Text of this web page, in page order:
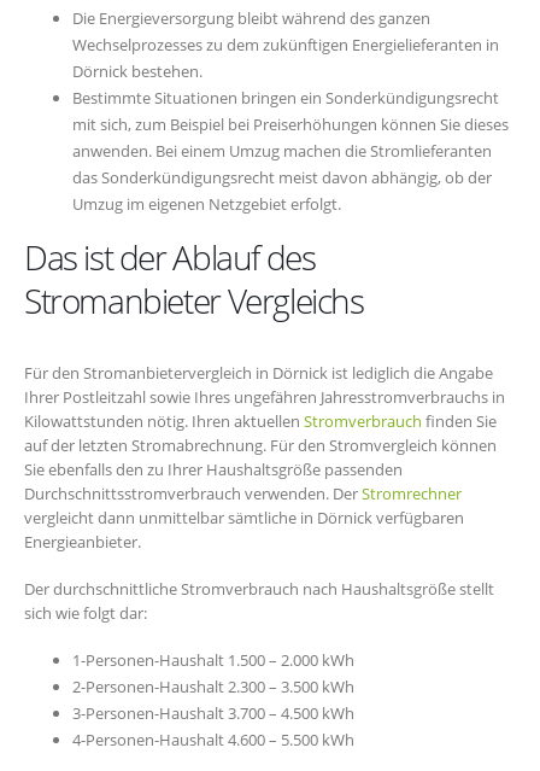
Die Energieversorgung bleibt während des ganzen
Wechselprozesses zu dem zukünftigen Energielieferanten in
Dörnick bestehen.
Bestimmte Situationen bringen ein Sonderkündigungsrecht
mit sich, zum Beispiel bei Preiserhöhungen können Sie dieses
anwenden. Bei einem Umzug machen die Stromlieferanten
das Sonderkündigungsrecht meist davon abhängig, ob der
Umzug im eigenen Netzgebiet erfolgt.
Das ist der Ablauf des
Stromanbieter Vergleichs
Für den Stromanbietervergleich in Dörnick ist lediglich die Angabe
Ihrer Postleitzahl sowie Ihres ungefähren Jahresstromverbrauchs in
Kilowattstunden nötig. Ihren aktuellen Stromverbrauch finden Sie
auf der letzten Stromabrechnung. Für den Stromvergleich können
Sie ebenfalls den zu Ihrer Haushaltsgröße passenden
Durchschnittsstromverbrauch verwenden. DerStromrechner
vergleicht dann unmittelbar sämtliche in Dörnick verfügbaren
Energieanbieter.
Der durchschnittliche Stromverbrauch nach Haushaltsgröße stellt
sich wie folgt dar:
1-Personen-Haushalt 1.500 – 2.000 kWh
2-Personen-Haushalt 2.300 – 3.500 kWh
3-Personen-Haushalt 3.700 – 4.500 kWh
4-Personen-Haushalt 4.600 – 5.500 kWh